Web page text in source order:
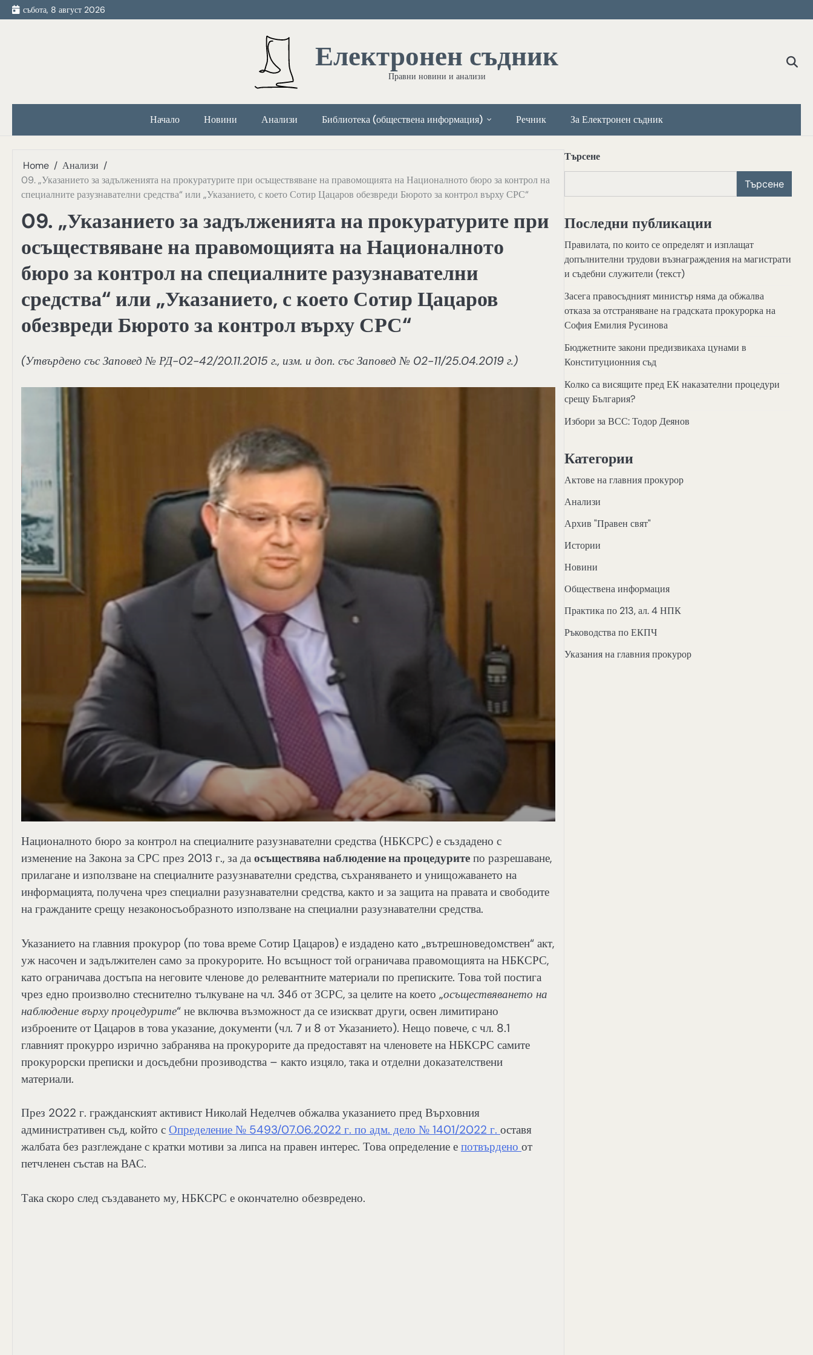
Skip
to
събота, 8 август 2026
Електронен съдник
Правни новини и анализи
Начало Новини Анализи Библиотека (обществена информация) Речник За Електронен съдник
Home
Анализи
09. „Указанието за задълженията на прокуратурите при осъществяване на правомощията на Националното бюро за контрол на
специалните разузнавателни средства“ или „Указанието, с което Сотир Цацаров обезвреди Бюрото за контрол върху СРС“
09. „Указанието за задълженията на прокуратурите при
осъществяване на правомощията на Националното
бюро за контрол на специалните разузнавателни
средства“ или „Указанието, с което Сотир Цацаров
обезвреди Бюрото за контрол върху СРС“
(Утвърдено със Заповед № РД-02-42/20.11.2015 г., изм. и доп. със Заповед № 02-11/25.04.2019 г.)
Националното бюро за контрол на специалните разузнавателни средства (НБКСРС) е създадено с
изменение на Закона за СРС през 2013 г., за да осъществява наблюдение на процедурите по разрешаване,
прилагане и използване на специалните разузнавателни средства, съхраняването и унищожаването на
информацията, получена чрез специални разузнавателни средства, както и за защита на правата и свободите
на гражданите срещу незаконосъобразното използване на специални разузнавателни средства.
Указанието на главния прокурор (по това време Сотир Цацаров) е издадено като „вътрешноведомствен“ акт,
уж насочен и задължителен само за прокурорите. Но всъщност той ограничава правомощията на НБКСРС,
като ограничава достъпа на неговите членове до релевантните материали по преписките. Това той постига
чрез едно произволно стеснително тълкуване на чл. 34б от ЗСРС, за целите на което „осъществяването на
наблюдение върху процедурите“ не включва възможност да се изискват други, освен лимитирано
изброените от Цацаров в това указание, документи (чл. 7 и 8 от Указанието). Нещо повече, с чл. 8.1
главният прокурро изрично забранява на прокурорите да предоставят на членовете на НБКСРС самите
прокурорски преписки и досъдебни прозиводства – както изцяло, така и отделни доказателствени
материали.
През 2022 г. гражданският активист Николай Неделчев обжалва указанието пред Върховния
административен съд, който с Определение № 5493/07.06.2022 г. по адм. дело № 1401/2022 г. оставя
жалбата без разглеждане с кратки мотиви за липса на правен интерес. Това определение е потвърдено от
петчленен състав на ВАС.
Така скоро след създаването му, НБКСРС е окончателно обезвредено.
Търсене
Търсене
Последни публикации
Правилата, по които се определят и изплащат
допълнителни трудови възнаграждения на магистрати
и съдебни служители (текст)
Засега правосъдният министър няма да обжалва
отказа за отстраняване на градската прокурорка на
София Емилия Русинова
Бюджетните закони предизвикаха цунами в
Конституционния съд
Колко са висящите пред ЕК наказателни процедури
срещу България?
Избори за ВСС: Тодор Деянов
Категории
Актове на главния прокурор
Анализи
Архив "Правен свят"
Истории
Новини
Обществена информация
Практика по 213, ал. 4 НПК
Ръководства по ЕКПЧ
Указания на главния прокурор